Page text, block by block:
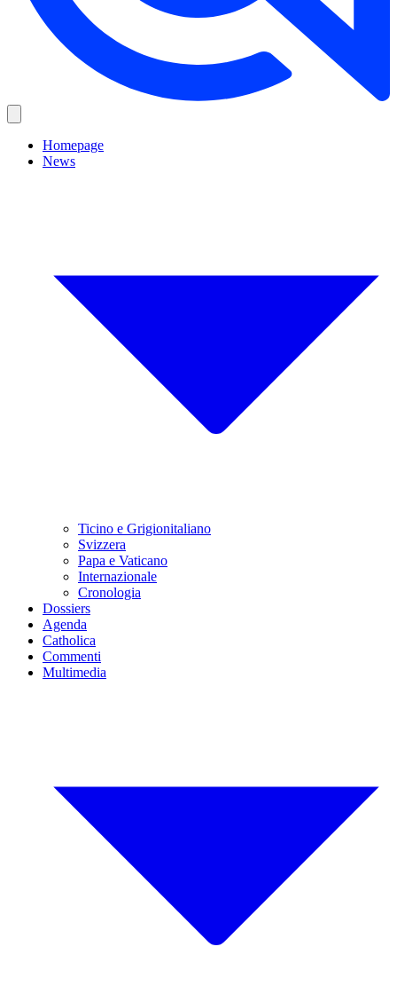
Homepage
News
Ticino e Grigionitaliano
Svizzera
Papa e Vaticano
Internazionale
Cronologia
Dossiers
Agenda
Catholica
Commenti
Multimedia